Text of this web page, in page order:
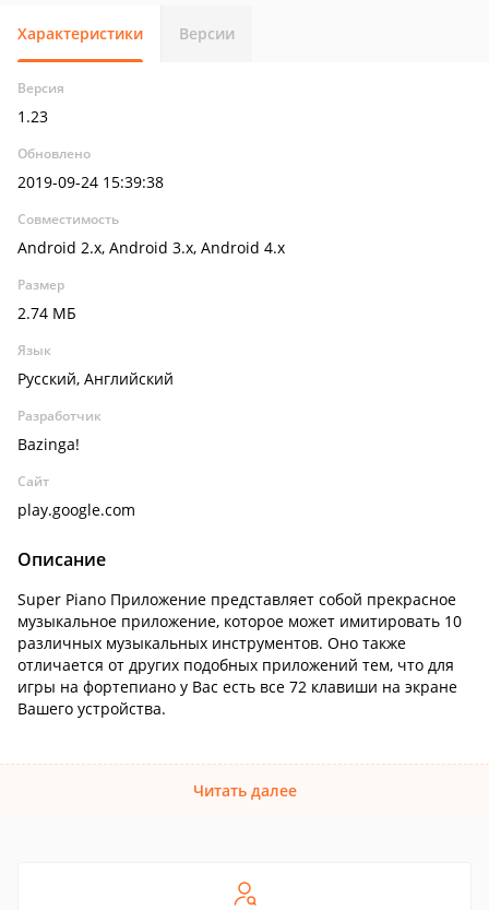
Характеристики Версии
Версия
1.23
Обновлено
2019-09-24 15:39:38
Совместимость
Android 2.x, Android 3.x, Android 4.x
Размер
2.74 МБ
Язык
Русский, Английский
Разработчик
Bazinga!
Сайт
play.google.com
Описание
Super Piano Приложение представляет собой прекрасное
музыкальное приложение, которое может имитировать 10
различных музыкальных инструментов. Оно также
отличается от других подобных приложений тем, что для
игры на фортепиано у Вас есть все 72 клавиши на экране
Вашего устройства.
Читать далее